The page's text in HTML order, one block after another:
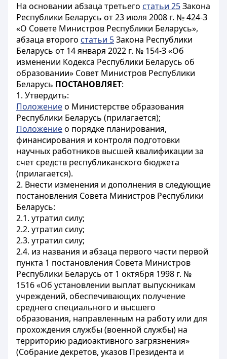
На основании абзаца третьего статьи 25Закона
Республики Беларусь от 23 июля 2008 г. № 424-З
«О Совете Министров Республики Беларусь»,
абзаца второго статьи 5Закона Республики
Беларусь от 14 января 2022 г. № 154-З «Об
изменении Кодекса Республики Беларусь об
образовании» Совет Министров Республики
Беларусь ПОСТАНОВЛЯЕТ:
1. Утвердить:
Положениео Министерстве образования
Республики Беларусь (прилагается);
Положениео порядке планирования,
финансирования и контроля подготовки
научных работников высшей квалификации за
счет средств республиканского бюджета
(прилагается).
2. Внести изменения и дополнения в следующие
постановления Совета Министров Республики
Беларусь:
2.1. утратил силу;
2.2. утратил силу;
2.3. утратил силу;
2.4. из названия и абзаца первого части первой
пункта 1 постановления Совета Министров
Республики Беларусь от 1 октября 1998 г. №
1516 «Об установлении выплат выпускникам
учреждений, обеспечивающих получение
среднего специального и высшего
образования, направленным на работу или для
прохождения службы (военной службы) на
территорию радиоактивного загрязнения»
(Собрание декретов, указов Президента и